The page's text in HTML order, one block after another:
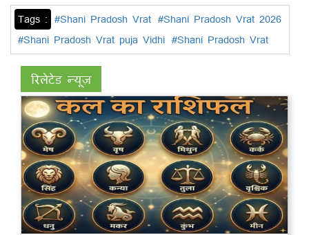
Tags : #Shani Pradosh Vrat #Shani Pradosh Vrat 2026
#Shani Pradosh Vrat puja Vidhi #Shani Pradosh Vrat
रिलेटेड न्यूज़